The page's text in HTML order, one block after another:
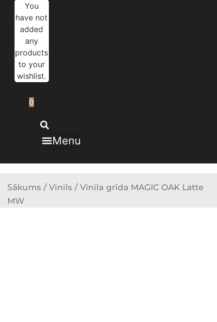
You
have not
added
any
products
to your
wishlist.
0
Menu
Sākums / Vinils / Vinila grīda MAGIC OAK Latte
MW